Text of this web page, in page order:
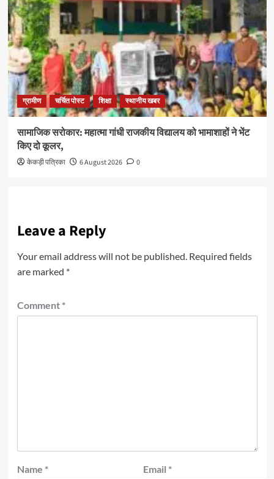
ग्रामीण चर्चित पोस्ट शिक्षा स्थानीय खबर
सामाजिक सरोकार: महात्मा गांधी राजकीय विद्यालय को भामाशाहों ने भेंट
किए दो कूलर,
केकड़ी पत्रिका 6 August 2026 0
Leave a Reply
Your email address will not be published. Required fields
are marked *
Comment *
Name * Email *